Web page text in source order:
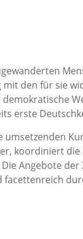
den für sie
erste
koordiniert
Angebote